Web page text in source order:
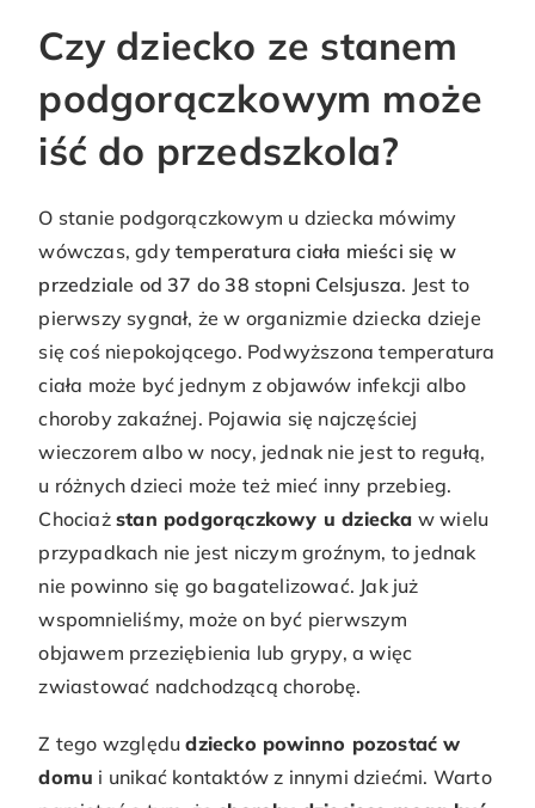
Czy dziecko ze stanem
podgorączkowym może
iść do przedszkola?
O stanie podgorączkowym u dziecka mówimy
wówczas, gdytemperatura ciała mieści się w
przedziale od 37 do 38 stopni Celsjusza. Jest to
pierwszy sygnał, że w organizmie dziecka dzieje
się coś niepokojącego. Podwyższona temperatura
ciała może być jednym z objawów infekcji albo
choroby zakaźnej. Pojawia się najczęściej
wieczorem albo w nocy, jednak nie jest to regułą,
u różnych dzieci może też mieć inny przebieg.
Chociażstan podgorączkowy u dziecka w wielu
przypadkach nie jest niczym groźnym, to jednak
nie powinno się go bagatelizować. Jak już
wspomnieliśmy, może on być pierwszym
objawem przeziębienia lub grypy, a więc
zwiastować nadchodzącą chorobę.
Z tego względudziecko powinno pozostać w
domu i unikać kontaktów z innymi dziećmi. Warto